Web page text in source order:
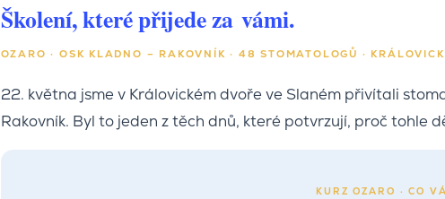
Školení, které přijede za vámi.
OZARO · OSK KLADNO – RAKOVNÍK · 48 STOMATOLOGŮ ·
22. května jsme v Královickém dvoře ve Slaném přivítali
Rakovník. Byl to jeden z těch dnů, které potvrzují, proč tohle
KURZ OZARO · CO